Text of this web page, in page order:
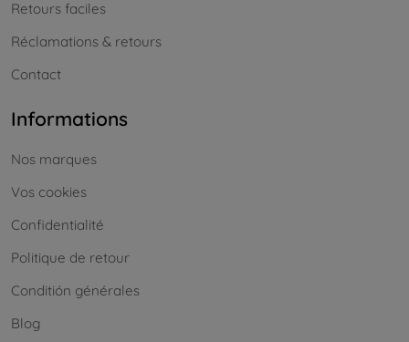
Retours faciles
Réclamations & retours
Contact
Informations
Nos marques
Vos cookies
Confidentialité
Politique de retour
Conditión générales
Blog